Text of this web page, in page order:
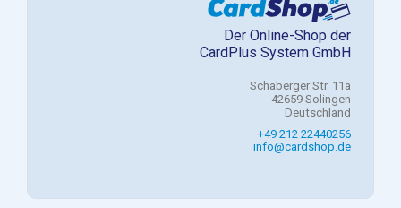
Der Online-Shop der
CardPlus System GmbH
Schaberger Str. 11a
42659 Solingen
Deutschland
+49 212 22440256
info@cardshop.de